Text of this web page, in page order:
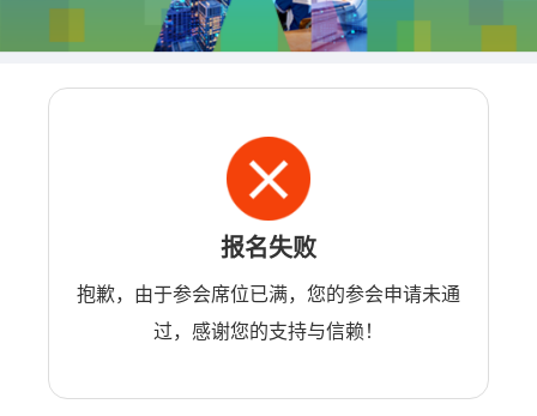
报名失败
抱歉，由于参会席位已满，您的参会申请未通
过，感谢您的支持与信赖！